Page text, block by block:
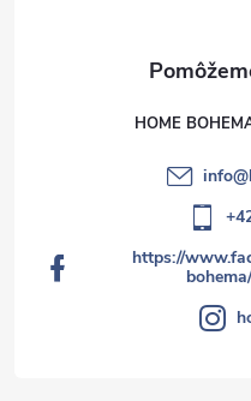
HOME
info@
https://